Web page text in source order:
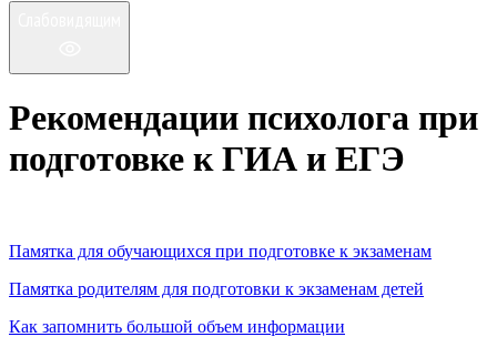
Рекомендации психолога при
подготовке к ГИА и ЕГЭ
Памятка для обучающихся при подготовке к экзаменам
Памятка родителям для подготовки к экзаменам детей
Как запомнить большой объем информации